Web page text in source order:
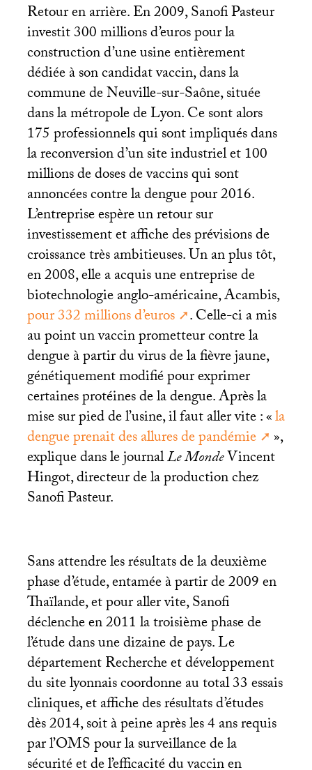
Retour en arrière. En 2009, Sanofi Pasteur
investit 300 millions d’euros pour la
construction d’une usine entièrement
dédiée à son candidat vaccin, dans la
commune de Neuville-sur-Saône, située
dans la métropole de Lyon. Ce sont alors
175 professionnels qui sont impliqués dans
la reconversion d’un site industriel et 100
millions de doses de vaccins qui sont
annoncées contre la dengue pour 2016.
L’entreprise espère un retour sur
investissement et affiche des prévisions de
croissance très ambitieuses. Un an plus tôt,
en 2008, elle a acquis une entreprise de
biotechnologie anglo-américaine, Acambis,
pour 332 millions d’euros
. Celle-ci a mis
au point un vaccin prometteur contre la
dengue à partir du virus de la fièvre jaune,
génétiquement modifié pour exprimer
certaines protéines de la dengue. Après la
mise sur pied de l’usine, il faut aller vite : «la
dengue prenait des allures de pandémie
»,
explique dans le journalLe MondeVincent
Hingot, directeur de la production chez
Sanofi Pasteur.
Sans attendre les résultats de la deuxième
phase d’étude, entamée à partir de 2009 en
Thaïlande, et pour aller vite, Sanofi
déclenche en 2011 la troisième phase de
l’étude dans une dizaine de pays. Le
département Recherche et développement
du site lyonnais coordonne au total 33 essais
cliniques, et affiche des résultats d’études
dès 2014, soit à peine après les 4 ans requis
par l’OMSpour la surveillance de la